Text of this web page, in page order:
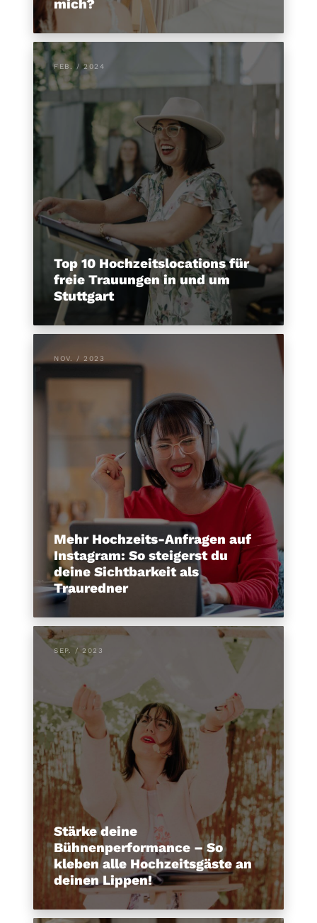
mich?
FEB. / 2024
Top 10 Hochzeitslocations für
freie Trauungen in und um
Stuttgart
NOV. / 2023
Mehr Hochzeits-Anfragen auf
Instagram: So steigerst du
deine Sichtbarkeit als
Trauredner
SEP. / 2023
Stärke deine
Bühnenperformance – So
kleben alle Hochzeitsgäste an
deinen Lippen!